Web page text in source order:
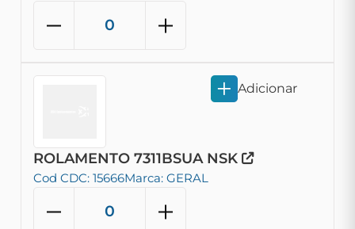
ROLAMENTO 7311BSUA NSK
Cod CDC: 15666Marca: GERAL
Adicionar